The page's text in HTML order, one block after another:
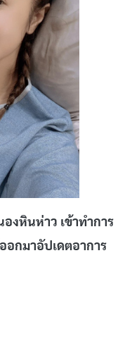
งหินห่าว เข้าทำการ
อกมาอัปเดตอาการ